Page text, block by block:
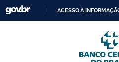
Skip to main content
O
ACESSO À